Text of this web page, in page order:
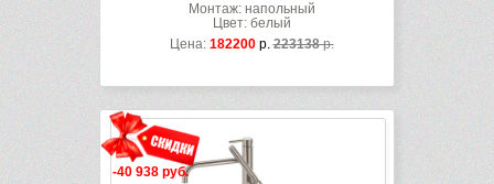
Монтаж: напольный
Цвет: белый
Цена: 182200р.223138р.
-40 938 руб.